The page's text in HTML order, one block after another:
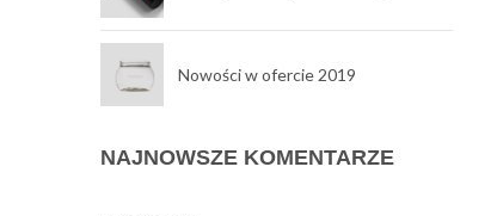
Nowości w ofercie 2019
NAJNOWSZE KOMENTARZE